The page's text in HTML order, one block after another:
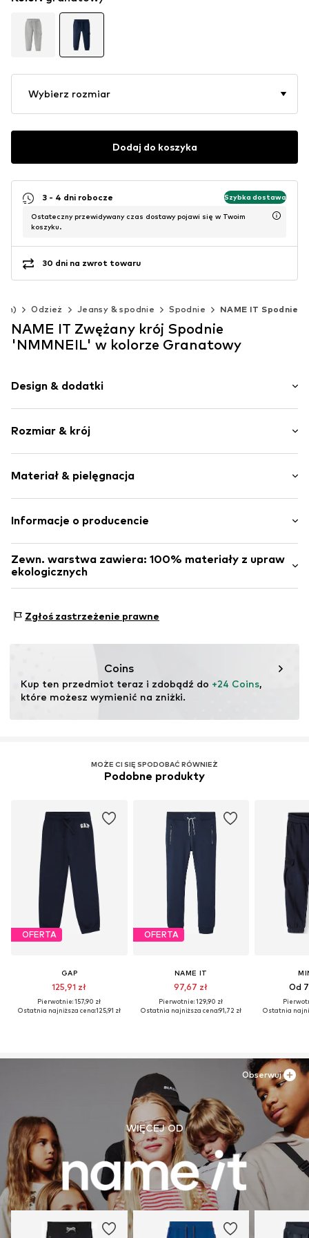
Wybierz rozmiar
Dodaj do koszyka
3 - 4 dni robocze Szybka dostawa
Ostateczny przewidywany czas dostawy pojawi się w Twoim
koszyku.
30 dni na zwrot towaru
Odzież Jeansy & spodnie Spodnie NAME IT Spodnie
NAME IT Zwężany krój Spodnie
'NMMNEIL' w kolorze Granatowy
Design & dodatki
Dres
Ściągacz ze sznurkiem
Elastyczne zakończenie/szew
Miękki w dotyku
Rozmiar & krój
Krój: Zwężany krój
Materiał & pielęgnacja
Materiał: 100% Bawełna (z upraw ekologicznych)
Informacje o producencie
Modering 1
22457 Hamburg
DE
Zewn. warstwa zawiera: 100% materiały z upraw
ekologicznych
testu
Ten produkt zawiera materiały organiczne, których
ekosystemów poprzez rolnictwo ekologiczne poprzez
rezygnację z modyfikacji genetycznych oraz ograniczenie
zużycia wody i nawozów chemicznych.
Zgłoś zastrzeżenie prawne
Coins
Kup ten przedmiot teraz i zdobądź do +24 Coins,
które możesz wymienić na zniżki.
MOŻE CI SIĘ SPODOBAĆ RÓWNIEŻ
Podobne produkty
OFERTA
GAP
125,91 zł
Pierwotnie: 157,90 zł
Ostatnia najniższa cena:125,91 zł
OFERTA
NAME IT
97,67 zł
Pierwotnie: 129,90 zł
Ostatnia najniższa cena:91,72 zł
Od
Ostatnia
WIĘCEJ OD
Obserwuj